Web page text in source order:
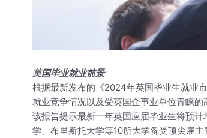
英国毕业就业前景
根据最新发布的《2024年英国毕业生就业
就业竞争情况以及受英国企事业单位青睐
该报告提示最新一年英国应届毕业生将预
学、布里斯托大学等10所大学备受顶尖雇